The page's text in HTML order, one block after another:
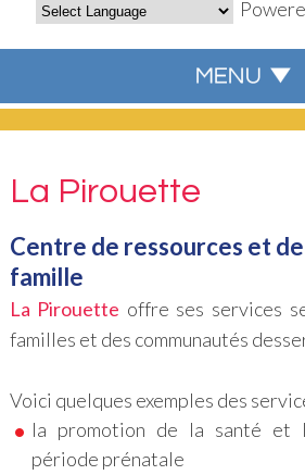
La Pirouette
Centre de ressources et
famille
La Pirouette offre ses services
familles et des communautés
Voici quelques exemples des
la promotion de la santé et
période prénatale